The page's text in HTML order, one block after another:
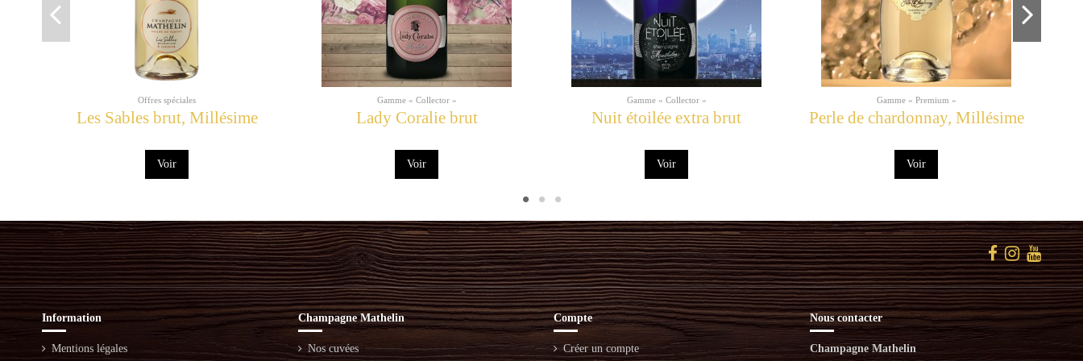
Offres spéciales
Les Sables brut, Millésime
Voir
Gamme « Collector »
Lady Coralie brut
Voir
Gamme « Collector »
Nuit étoilée extra brut
Voir
Gamme « Premium »
Perle de chardonnay, Millésime
Voir
Information
Mentions légales
Champagne Mathelin
Nos cuvées
Compte
Créer un compte
Nous contacter
Champagne Mathelin